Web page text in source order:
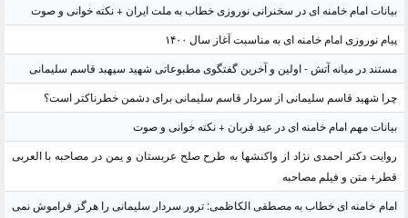
بیانات امام خامنه ای در سخنرانی نوروزی خطاب به ملت ایران + نکته خوانی و صوت
پیام نوروزی امام خامنه ای به مناسبت آغاز سال ۱۴۰۰
مستند در میانه آتش - اولین و آخرین گفتگوی مطبوعاتی شهید سپهبد قاسم سلیمانی
چرا شهید قاسم سلیمانی از سردار قاسم سلیمانی برای دشمن خطرناکتر است؟
بیانات مهم امام خامنه ای در عید قربان + نکته خوانی و صوت
روایت دکتر احمدی نژاد از واکنشها به طرح صلح عربستان و یمن در مصاحبه با العربی
قطر+ متن و فیلم مصاحبه
امام خامنه ای خطاب به مصطفی الکاظمی: ترور سردار سلیمانی را هرگز فراموش نمی